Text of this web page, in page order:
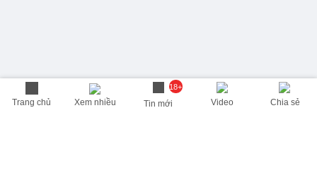
Trang chủ Xem nhiều
18+
Tin mới Video Chia sẻ